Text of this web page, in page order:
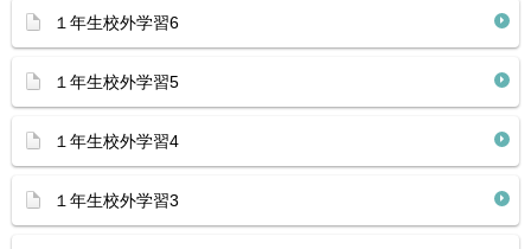
１年生校外学習6
１年生校外学習5
１年生校外学習4
１年生校外学習3